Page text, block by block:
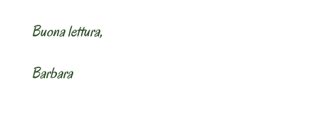
Buona lettura,
Barbara